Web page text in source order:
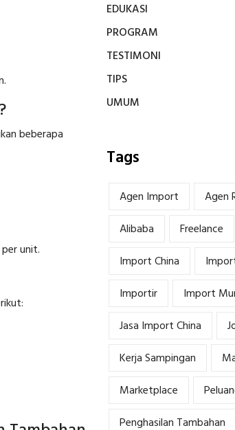
beberapa
unit.
EDUKASI
PROGRAM
TESTIMONI
TIPS
UMUM
Tags
Agen Import Agen
Alibaba
Freelance
Import China
Importir
Import
Jasa Import China
Kerja Sampingan
Marketplace
Penghasilan Tambahan